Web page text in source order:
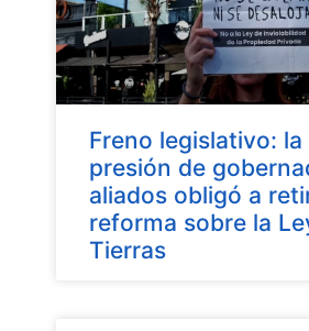
Freno legislativo: la
presión de
aliados obligó a
reforma sobre la
Tierras